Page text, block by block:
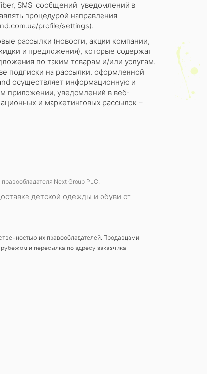
SMS-сообщений, уведомлений в
процедурой направления
profile/settings).
рассылки (новости, акции компании,
и предложения), которые содержат
по таким товарам и/или услугам.
подписки на рассылки, оформленной
осуществляет информационную и
приложении, уведомлений в веб-
и маркетинговых рассылок –
Next Group PLC.
детской одежды и обуви от
их правообладателей. Продавцами
и пересылка по адресу заказчика